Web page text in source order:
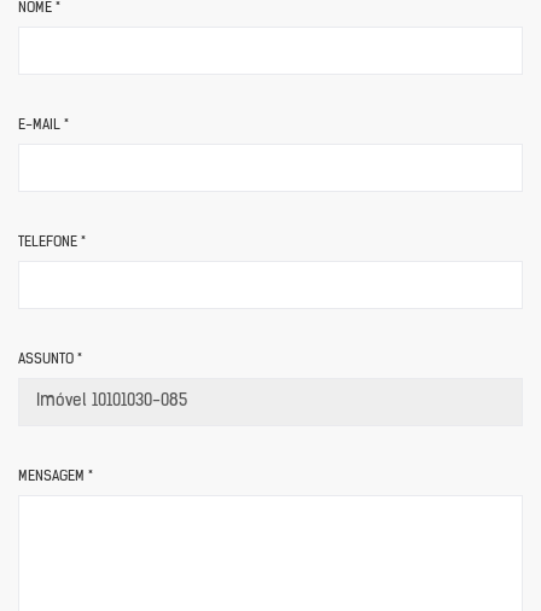
NOME *
E-MAIL *
TELEFONE *
ASSUNTO *
MENSAGEM *